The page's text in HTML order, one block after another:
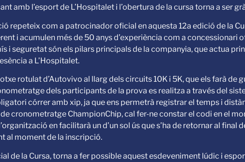
amb l’esport de L’Hospitalet i l’obertura de la cursa torna a ser
repeteix com a patrocinador oficial en aquesta 12a edició de la
i acumulen més de 50 anys d’experiència com a concessionari
i seguretat són els pilars principals de la companyia, que actua
a L’Hospitalet.
rotulat d’Autovivo al llarg dels circuits 10K i 5K, que els farà de
dels participants de la prova es realitza a través del
córrer amb xip, ja que ens permetrà registrar el temps i
cronometratge ChampionChip, cal fer-ne constar el codi en el
en facilitarà un d’un sol ús que s’ha de retornar al final
al moment de la inscripció.
de la Cursa, torna a fer possible aquest esdeveniment lúdic i